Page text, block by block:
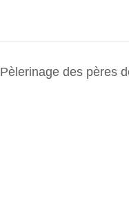
Pèlerinage des pères